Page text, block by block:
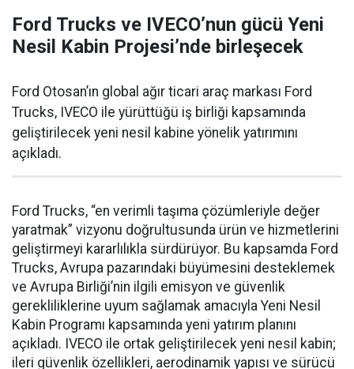
Ford Trucks ve IVECO’nun gücü Yeni
Nesil Kabin Projesi’nde birleşecek
Ford Otosan’ın global ağır ticari araç markası Ford
Trucks, IVECO ile yürüttüğü iş birliği kapsamında
geliştirilecek yeni nesil kabine yönelik yatırımını
açıkladı.
Ford Trucks, “en verimli taşıma çözümleriyle değer
yaratmak” vizyonu doğrultusunda ürün ve hizmetlerini
geliştirmeyi kararlılıkla sürdürüyor. Bu kapsamda Ford
Trucks, Avrupa pazarındaki büyümesini desteklemek
ve Avrupa Birliği’nin ilgili emisyon ve güvenlik
gerekliliklerine uyum sağlamak amacıyla Yeni Nesil
Kabin Programı kapsamında yeni yatırım planını
açıkladı. IVECO ile ortak geliştirilecek yeni nesil kabin;
ileri güvenlik özellikleri, aerodinamik yapısı ve sürücü